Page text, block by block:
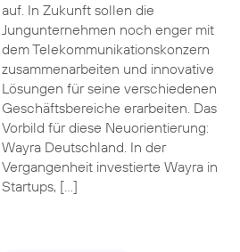
auf. In Zukunft sollen die
Jungunternehmen noch enger mit
dem Telekommunikationskonzern
zusammenarbeiten und innovative
Lösungen für seine verschiedenen
Geschäftsbereiche erarbeiten. Das
Vorbild für diese Neuorientierung:
Wayra Deutschland. In der
Vergangenheit investierte Wayra in
Startups, […]